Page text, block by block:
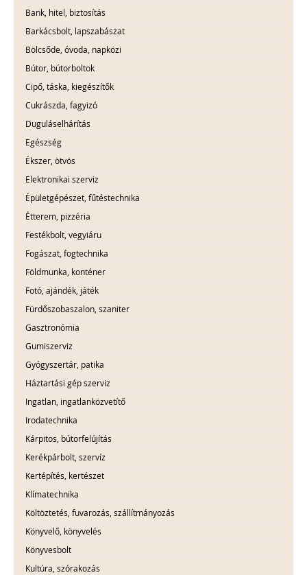
Bank, hitel, biztosítás
Barkácsbolt, lapszabászat
Bölcsőde, óvoda, napközi
Bútor, bútorboltok
Cipő, táska, kiegészítők
Cukrászda, fagyizó
Duguláselhárítás
Egészség
Ékszer, ötvös
Elektronikai szerviz
Épületgépészet, fűtéstechnika
Étterem, pizzéria
Festékbolt, vegyiáru
Fogászat, fogtechnika
Földmunka, konténer
Fotó, ajándék, játék
Fürdőszobaszalon, szaniter
Gasztronómia
Gumiszerviz
Gyógyszertár, patika
Háztartási gép szerviz
Ingatlan, ingatlanközvetítő
Irodatechnika
Kárpitos, bútorfelújítás
Kerékpárbolt, szervíz
Kertépítés, kertészet
Klímatechnika
Költöztetés, fuvarozás, szállítmányozás
Könyvelő, könyvelés
Könyvesbolt
Kultúra, szórakozás